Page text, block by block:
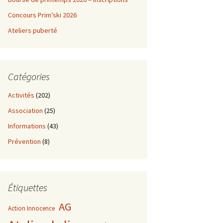
Concours Prim’ski 2026
Ateliers puberté
Catégories
Activités (202)
Association (25)
Informations (43)
Prévention (8)
Étiquettes
Action Innocence AG